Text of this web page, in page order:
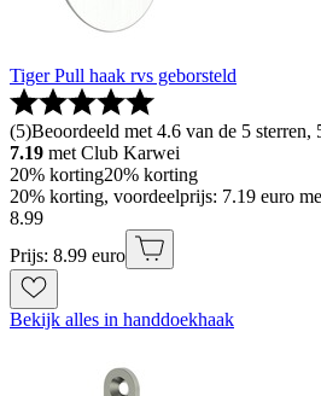
Tiger Pull haak rvs geborsteld
(5)Beoordeeld met 4.6 van de 5 sterren,
7.19 met Club Karwei
20% korting20% korting
20% korting, voordeelprijs: 7.19 euro
8.99
Prijs: 8.99 euro
Bekijk alles in handdoekhaak